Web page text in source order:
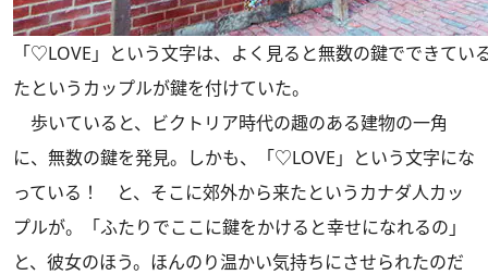
「♡LOVE」という文字は、よく見ると無数の鍵でできてい
たというカップルが鍵を付けていた。
歩いていると、ビクトリア時代の趣のある建物の一角
に、無数の鍵を発見。しかも、「♡LOVE」という文字にな
っている！ と、そこに郊外から来たというカナダ人カッ
プルが。「ふたりでここに鍵をかけると幸せになれるの」
と、彼女のほう。ほんのり温かい気持ちにさせられたのだ